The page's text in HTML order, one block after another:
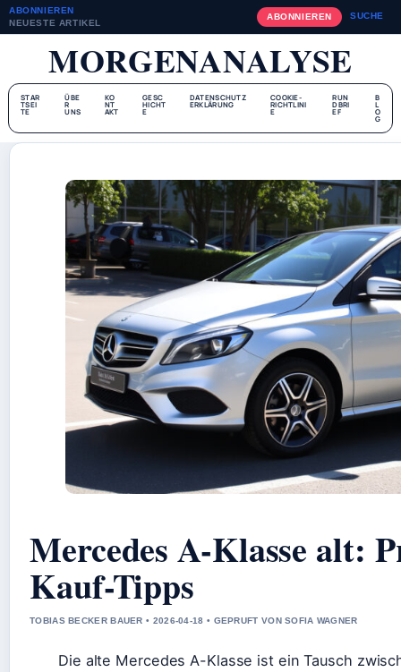
ABONNIEREN
NEUESTE ARTIKEL
ABONNIEREN SUCHE
MORGENANALYSE
STAR
TSEI
TE
ÜBE
R
UNS
KO
NT
AKT
GESC
HICHT
E
DATENSCHUTZ
ERKLÄRUNG
COOKIE-
RICHTLINI
E
RUN
DBRI
EF
B
L
O
G
Mercedes A-Klasse alt:
Kauf-Tipps
TOBIAS BECKER BAUER • 2026-04-18 • GEPRUFT VON SOFIA WAGNER
Die alte Mercedes A-Klasse ist ein Tausch